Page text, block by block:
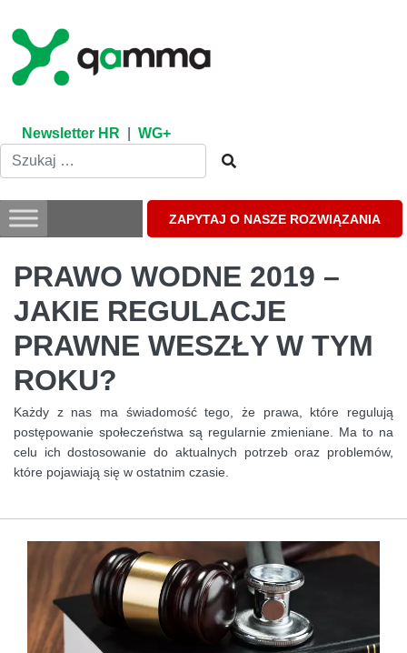
content
Newsletter HR WG+
ZAPYTAJ O NASZE ROZWIĄZANIA
PRAWO WODNE 2019 –
JAKIE REGULACJE
PRAWNE WESZŁY W TYM
ROKU?
Każdy z nas ma świadomość tego, że prawa, które regulują
postępowanie społeczeństwa są regularnie zmieniane. Ma to na
celu ich dostosowanie do aktualnych potrzeb oraz problemów,
które pojawiają się w ostatnim czasie.